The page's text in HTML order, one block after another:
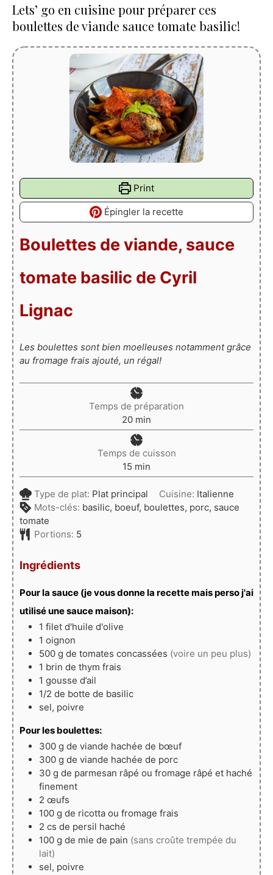
Lets’ go en cuisine pour préparer ces
boulettes de viande sauce tomate basilic!
Print
Épingler la recette
Boulettes de viande, sauce
tomate basilic de Cyril
Lignac
Les boulettes sont bien moelleuses notamment grâce
au fromage frais ajouté, un régal!
Temps de préparation
20minutes
min
Temps de cuisson
15 minutes
min
Type de plat: Plat principal Cuisine: Italienne
Mots-clés: basilic, boeuf, boulettes, porc, sauce
tomate
Portions: 5
Ingrédients
Pour la sauce (je vous donne la recette mais perso j'ai
utilisé une sauce maison):
1 filet d'huile d'olive
1 oignon
500 g de tomates concassées (voire un peu plus)
1 brin de thym frais
1 gousse d’ail
1/2 de botte de basilic
sel, poivre
Pour les boulettes:
300 g de viande hachée de bœuf
300 g de viande hachée de porc
30 g de parmesan râpé ou fromage râpé et haché
finement
2 œufs
100 g de ricotta ou fromage frais
2 cs de persil haché
100 g de mie de pain (sans croûte trempée du
lait)
sel, poivre